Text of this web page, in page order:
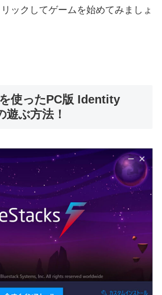
ックしてゲームを始めてみましょ
使ったPC版 Identity
遊ぶ方法！